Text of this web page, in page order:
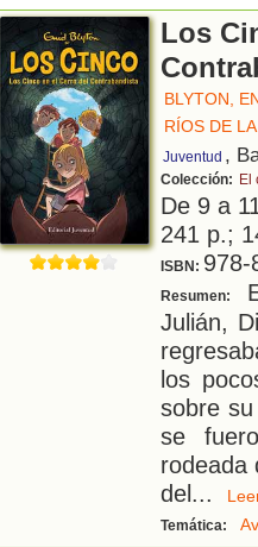
Los
BLYTON,
RÍOS DE
Juventud ,
Colección: El
De 9 a
241 p.;
ISBN: 978-
Resumen:
Julián,
los
sobre
se
rodeada
del...
Temática: